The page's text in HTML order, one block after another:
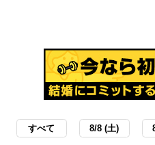
すべて 8/8 (土)